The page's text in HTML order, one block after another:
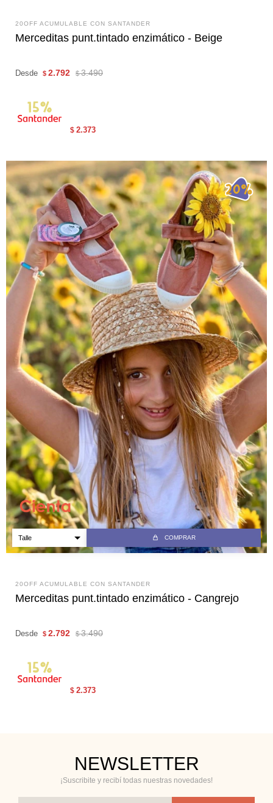
20OFF ACUMULABLE CON SANTANDER
Merceditas punt.tintado enzimático - Beige
Desde $ 2.792 $ 3.490
$ 2.373
COMPRAR
20OFF ACUMULABLE CON SANTANDER
Merceditas punt.tintado enzimático - Cangrejo
Desde $ 2.792 $ 3.490
$ 2.373
NEWSLETTER
¡Suscribite y recibí todas nuestras novedades!